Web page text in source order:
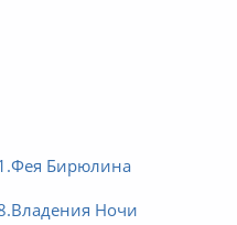
Бирюлина
Ночи